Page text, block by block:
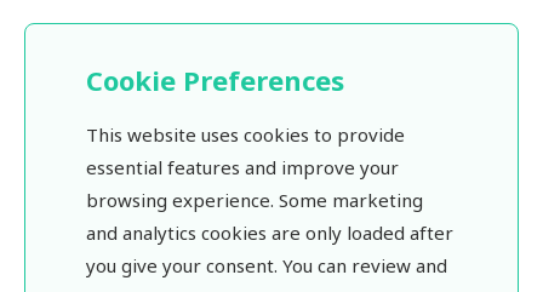
Cookie Preferences
This website uses cookies to provide
essential features and improve your
browsing experience. Some marketing
and analytics cookies are only loaded after
you give your consent. You can review and